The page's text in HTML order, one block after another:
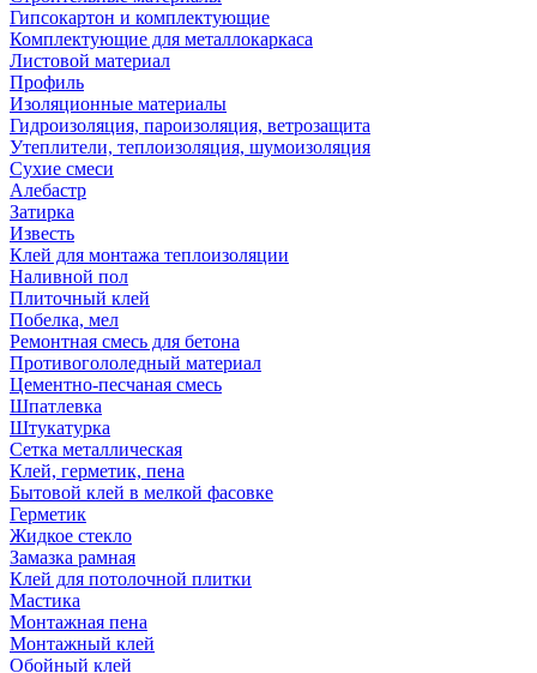
Гипсокартон и комплектующие
Комплектующие для металлокаркаса
Листовой материал
Профиль
Изоляционные материалы
Гидроизоляция, пароизоляция, ветрозащита
Утеплители, теплоизоляция, шумоизоляция
Сухие смеси
Алебастр
Затирка
Известь
Клей для монтажа теплоизоляции
Наливной пол
Плиточный клей
Побелка, мел
Ремонтная смесь для бетона
Противогололедный материал
Цементно-песчаная смесь
Шпатлевка
Штукатурка
Сетка металлическая
Клей, герметик, пена
Бытовой клей в мелкой фасовке
Герметик
Жидкое стекло
Замазка рамная
Клей для потолочной плитки
Мастика
Монтажная пена
Монтажный клей
Обойный клей